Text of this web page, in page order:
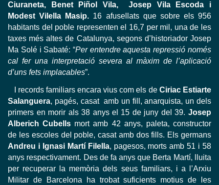
Ciuraneta, Benet Piñol Vila, Josep Vila Escoda i
Modest Vilella Masip. 16 afusellats que sobre els 956
habitants del poble representen el 16,7 per mil, una de les
taxes més altes de Catalunya, segons d’historiador Josep
Ma Solé i Sabaté: “Per entendre aquesta repressió només
cal fer una interpretació severa al màxim de l’aplicació
d’uns fets implacables”.
I records familiars encara vius com els de Ciriac Estiarte
Salanguera, pagés, casat amb un fill, anarquista, un dels
primers en morir als 38 anys el 15 de juny del 39. Josep
Alberich Cubells mort amb 42 anys, paleta, constructor
de les escoles del poble, casat amb dos fills. Els germans
Andreu i Ignasi Martí Filella, pagesos, morts amb 51 i 58
anys respectivament. Des de fa anys que Berta Martí, lluita
per recuperar la memòria dels seus familiars, i a l’Arxiu
Militar de Barcelona ha trobat suficients motius de les